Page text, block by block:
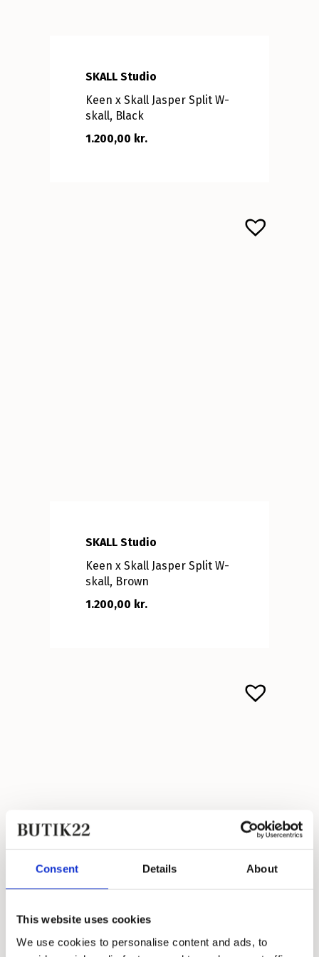
Consent Details About
This website uses cookies
We use cookies to personalise content and ads, to
SKALL Studio
Keen x Skall Jasper Split W-
skall, Black
1.200,00 kr.
SKALL Studio
Keen x Skall Jasper Split W-
skall, Brown
1.200,00 kr.